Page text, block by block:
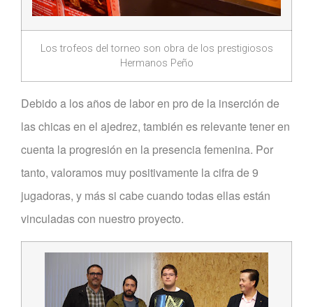
Los trofeos del torneo son obra de los prestigiosos
Hermanos Peño
Debido a los años de labor en pro de la inserción de
las chicas en el ajedrez, también es relevante tener en
cuenta la progresión en la presencia femenina. Por
tanto, valoramos muy positivamente la cifra de 9
jugadoras, y más si cabe cuando todas ellas están
vinculadas con nuestro proyecto.